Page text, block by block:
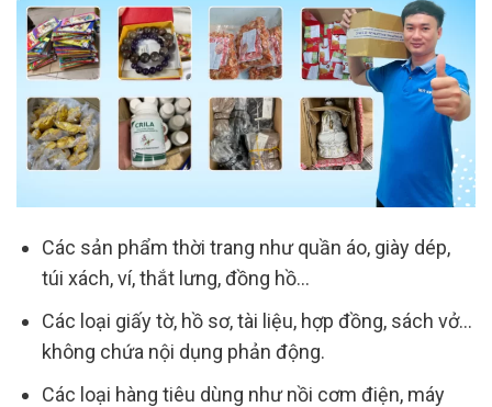
Các sản phẩm thời trang như quần áo, giày dép,
túi xách, ví, thắt lưng, đồng hồ…
Các loại giấy tờ, hồ sơ, tài liệu, hợp đồng, sách vở…
không chứa nội dụng phản động.
Các loại hàng tiêu dùng như nồi cơm điện, máy